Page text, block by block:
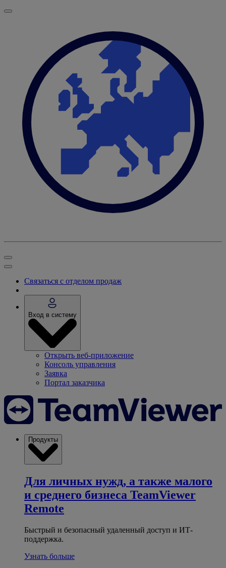
Связаться с отделом продаж
Вход в систему
Открыть веб-приложение
Консоль управления
Заявка
Портал заказчика
Продукты
Для личных нужд, а также малого
и среднего бизнеса TeamViewer
Remote
Быстрый и безопасный удаленный доступ и ИТ-
поддержка.
Узнать больше